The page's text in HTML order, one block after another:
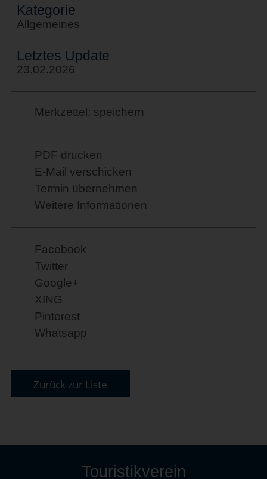
Kategorie
Allgemeines
Letztes Update
23.02.2026
Merkzettel: speichern
PDF drucken
E-Mail verschicken
Termin übernehmen
Weitere Informationen
Facebook
Twitter
Google+
XING
Pinterest
Whatsapp
Zurück zur Liste
Touristikverein